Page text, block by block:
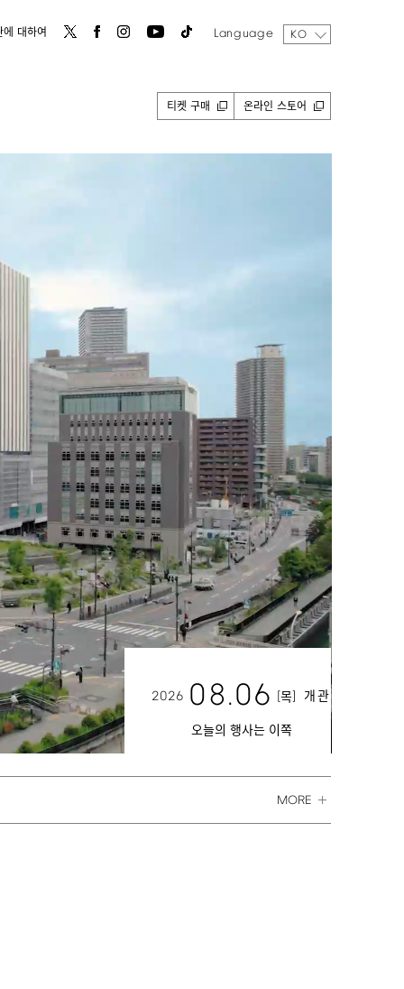
대하여 Language KO
티켓 구매 온라인 스토어
2026 08.06 [목] 개관
오늘의 행사는 이쪽
MORE